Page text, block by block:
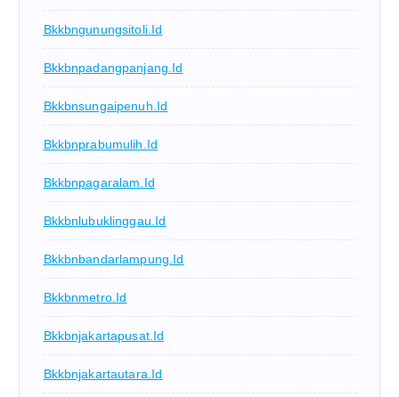
Bkkbngunungsitoli.id
Bkkbnpadangpanjang.id
Bkkbnsungaipenuh.id
Bkkbnprabumulih.id
Bkkbnpagaralam.id
Bkkbnlubuklinggau.id
Bkkbnbandarlampung.id
Bkkbnmetro.id
Bkkbnjakartapusat.id
Bkkbnjakartautara.id